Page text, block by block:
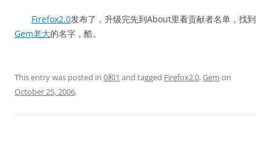
Firefox2.0发布了，升级完先到About里看贡献者名单，找到
Gem老大的名字，酷。
This entry was posted in 0和1 and tagged Firefox2.0,Gem on
October 25, 2006.